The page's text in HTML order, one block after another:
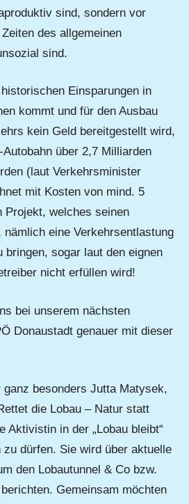
sind, sondern vor
des allgemeinen
sind.
Einsparungen in
kommt und für den Ausbau
kein Geld bereitgestellt wird,
über 2,7 Milliarden
(laut Verkehrsminister
mit Kosten von mind. 5
Projekt, welches seinen
nämlich eine Verkehrsentlastung
bringen, sogar laut den eignen
nicht erfüllen wird!
bei unserem nächsten
Donaustadt genauer mit dieser
besonders Jutta Matysek,
die Lobau – Natur statt
Aktivistin in der „Lobau bleibt“
zu dürfen. Sie wird über aktuelle
den Lobautunnel & Co bzw.
Gemeinsam möchten